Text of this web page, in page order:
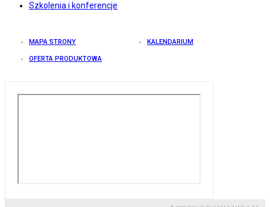
Szkolenia i konferencje
MAPA STRONY KALENDARIUM
OFERTA PRODUKTOWA